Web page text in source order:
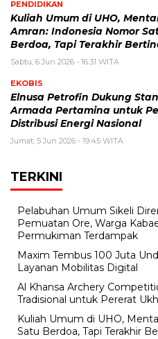
PENDIDIKAN
Kuliah Umum di UHO,
Amran: Indonesia Nomor
Berdoa, Tapi Terakhir
Sabtu, 6 Jun 2026 - 16:31 WITA
EKOBIS
Elnusa Petrofin Dukung
Armada Pertamina untuk
Distribusi Energi Nasional
Jumat, 5 Jun 2026 - 19:45 WITA
TERKINI
Pelabuhan Umum Sikeli
Pemuatan Ore, Warga
Permukiman Terdampak
Maxim Tembus 100 Juta
Layanan Mobilitas Digital
Al Khansa Archery
Tradisional untuk Pererat
Kuliah Umum di UHO,
Satu Berdoa, Tapi Terakhir